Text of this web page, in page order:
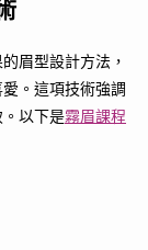
眉型設計方法，
。這項技術強調
以下是霧眉課程